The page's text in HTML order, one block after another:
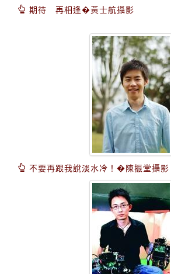
期待 再相逢�黃士航攝影
不要再跟我說淡水冷！�陳振堂攝影